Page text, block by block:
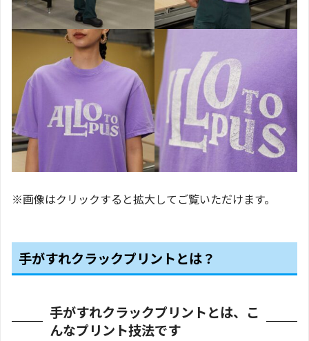
※画像はクリックすると拡大してご覧いただけます。
手がすれクラックプリントとは？
手がすれクラックプリントとは、こ
んなプリント技法です